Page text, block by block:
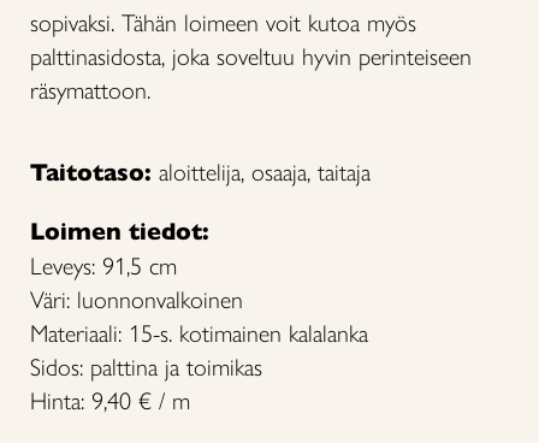
sopivaksi. Tähän loimeen voit kutoa myös
palttinasidosta, joka soveltuu hyvin perinteiseen
räsymattoon.
Taitotaso: aloittelija, osaaja, taitaja
Loimen tiedot:
Leveys: 91,5 cm
Väri: luonnonvalkoinen
Materiaali: 15-s. kotimainen kalalanka
Sidos: palttina ja toimikas
Hinta: 9,40 € / m